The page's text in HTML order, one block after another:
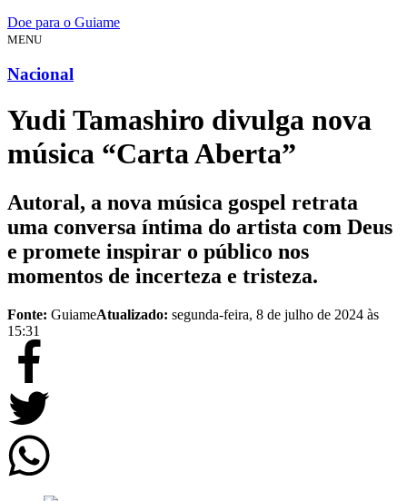
Doe para o Guiame
MENU
Nacional
Yudi Tamashiro divulga nova
música “Carta Aberta”
Autoral, a nova música gospel retrata
uma conversa íntima do artista com Deus
e promete inspirar o público nos
momentos de incerteza e tristeza.
Fonte: GuiameAtualizado: segunda-feira, 8 de julho de 2024 às
15:31